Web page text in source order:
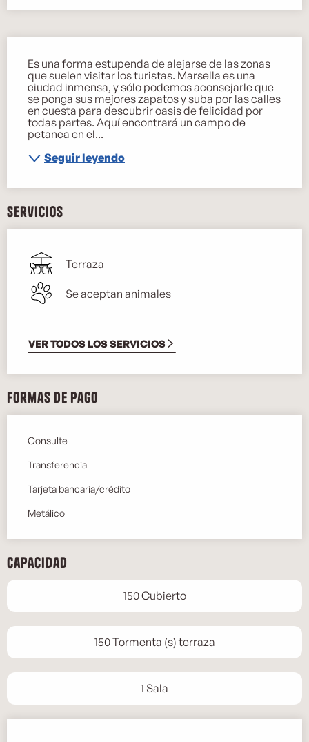
Es una forma estupenda de alejarse de las zonas
que suelen visitar los turistas. Marsella es una
ciudad inmensa, y sólo podemos aconsejarle que
se ponga sus mejores zapatos y suba por las calles
en cuesta para descubrir oasis de felicidad por
todas partes. Aquí encontrará un campo de
petanca en el...
Seguir leyendo
Servicios
Terraza
Se aceptan animales
VER TODOS LOS SERVICIOS
Formas de pago
Consulte
Transferencia
Tarjeta bancaria/crédito
Metálico
Capacidad
150 Cubierto
150 Tormenta (s) terraza
1 Sala